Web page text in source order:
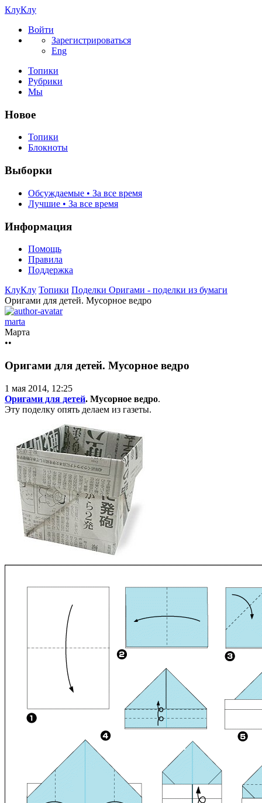
КлуКлу
Войти
Зарегистрироваться
Eng
Топики
Рубрики
Мы
Новое
Топики
Блокноты
Выборки
Обсуждаемые • За все время
Лучшие • За все время
Информация
Помощь
Правила
Поддержка
КлуКлу Топики Поделки Оригами - поделки из бумаги
Оригами для детей. Мусорное ведро
marta
Марта
••
Оригами для детей. Мусорное ведро
1 мая 2014, 12:25
Оригами для детей. Мусорное ведро.
Эту поделку опять делаем из газеты.